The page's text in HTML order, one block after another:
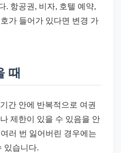
. 항공권, 비자, 호텔 예약,
가 들어가 있다면 변경 가
때
간 안에 반복적으로 여권
제한이 있을 수 있음을 안
러 번 잃어버린 경우에는
있습니다.